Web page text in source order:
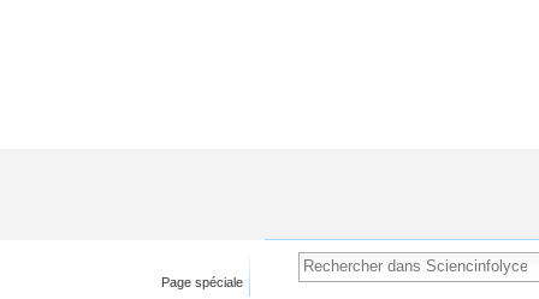
Page spéciale